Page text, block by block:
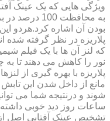
ویژگی هایی که یک عینک
به محافظت
بودن آن اشاره کرد.هردو
پلاریزه در نظر گرفته شده
که لنز آن ها با یک فیلم
نور را کاهش می دهند تا
پلاریزه با بهره گیری از
مانع از داخل شدن این
شوند و درنتیجه شما می
ساعات روز دید خوبی داشته
تشخیص عینک آفتابی اصل